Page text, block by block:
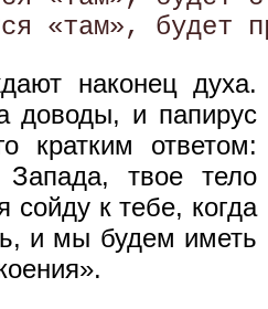
наконец духа.
доводы, и папирус
кратким ответом:
твое тело
сойду к тебе, когда
и мы будем иметь